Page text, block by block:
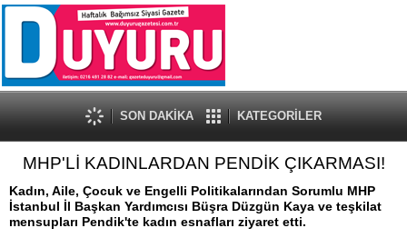
SON DAKİKA KATEGORİLER
MHP'Lİ KADINLARDAN PENDİK ÇIKARMASI!
Kadın, Aile, Çocuk ve Engelli Politikalarından Sorumlu MHP
İstanbul İl Başkan Yardımcısı Büşra Düzgün Kaya ve teşkilat
mensupları Pendik'te kadın esnafları ziyaret etti.